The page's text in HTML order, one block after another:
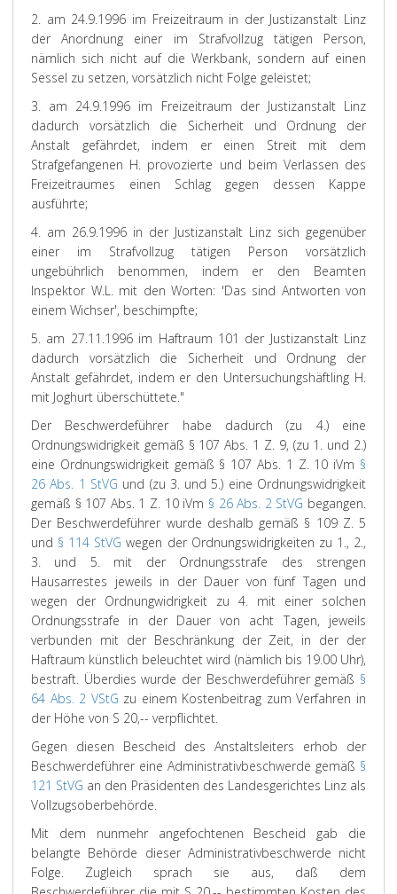
2. am 24.9.1996 im Freizeitraum in der Justizanstalt Linz
der Anordnung einer im Strafvollzug tätigen Person,
nämlich sich nicht auf die Werkbank, sondern auf einen
Sessel zu setzen, vorsätzlich nicht Folge geleistet;
3. am 24.9.1996 im Freizeitraum der Justizanstalt Linz
dadurch vorsätzlich die Sicherheit und Ordnung der
Anstalt gefährdet, indem er einen Streit mit dem
Strafgefangenen H. provozierte und beim Verlassen des
Freizeitraumes einen Schlag gegen dessen Kappe
ausführte;
4. am 26.9.1996 in der Justizanstalt Linz sich gegenüber
einer im Strafvollzug tätigen Person vorsätzlich
ungebührlich benommen, indem er den Beamten
Inspektor W.L. mit den Worten: 'Das sind Antworten von
einem Wichser', beschimpfte;
5. am 27.11.1996 im Haftraum 101 der Justizanstalt Linz
dadurch vorsätzlich die Sicherheit und Ordnung der
Anstalt gefährdet, indem er den Untersuchungshäftling H.
mit Joghurt überschüttete."
Der Beschwerdeführer habe dadurch (zu 4.) eine
Ordnungswidrigkeit gemäß § 107 Abs. 1 Z. 9, (zu 1. und 2.)
eine Ordnungswidrigkeit gemäß § 107 Abs. 1 Z. 10 iVm §
26 Abs. 1 StVG und (zu 3. und 5.) eine Ordnungswidrigkeit
gemäß § 107 Abs. 1 Z. 10 iVm § 26 Abs. 2 StVG begangen.
Der Beschwerdeführer wurde deshalb gemäß § 109 Z. 5
und § 114 StVG wegen der Ordnungswidrigkeiten zu 1., 2.,
3. und 5. mit der Ordnungsstrafe des strengen
Hausarrestes jeweils in der Dauer von fünf Tagen und
wegen der Ordnungwidrigkeit zu 4. mit einer solchen
Ordnungsstrafe in der Dauer von acht Tagen, jeweils
verbunden mit der Beschränkung der Zeit, in der der
Haftraum künstlich beleuchtet wird (nämlich bis 19.00 Uhr),
bestraft. Überdies wurde der Beschwerdeführer gemäß §
64 Abs. 2 VStG zu einem Kostenbeitrag zum Verfahren in
der Höhe von S 20,-- verpflichtet.
Gegen diesen Bescheid des Anstaltsleiters erhob der
Beschwerdeführer eine Administrativbeschwerde gemäß §
121 StVG an den Präsidenten des Landesgerichtes Linz als
Vollzugsoberbehörde.
Mit dem nunmehr angefochtenen Bescheid gab die
belangte Behörde dieser Administrativbeschwerde nicht
Folge. Zugleich sprach sie aus, daß dem